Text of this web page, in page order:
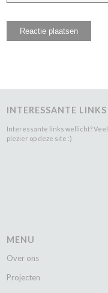
INTERESSANTE LINKS
Interessante links wellicht? Veel
plezier op deze site :)
MENU
Over ons
Projecten